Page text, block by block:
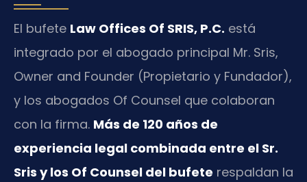
El bufete Law Offices Of SRIS, P.C. está
integrado por el abogado principal Mr. Sris,
Owner and Founder (Propietario y Fundador),
y los abogados Of Counsel que colaboran
con la firma. Más de 120 años de
experiencia legal combinada entre el Sr.
Sris y los Of Counsel del bufete respaldan la